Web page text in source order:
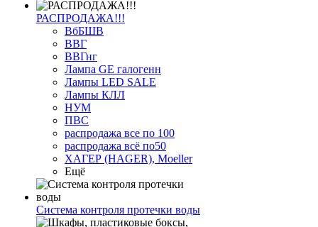
РАСПРОДАЖА!!!
ВбБШВ
ВВГ
ВВГнг
Лампа GE галогенн
Лампы LED SALE
Лампы КЛЛ
НУМ
ПВС
распродажа все по 100
распродажа всё по50
ХАГЕР (HAGER), Moeller
Ещё
Система контроля протечки воды